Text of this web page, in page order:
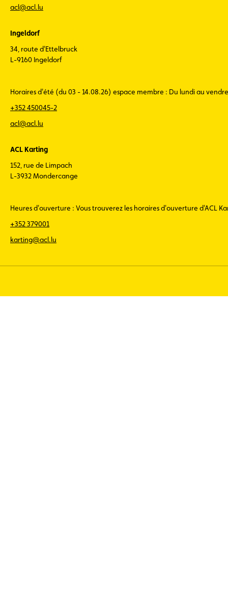
acl@acl.lu
Ingeldorf
34, route d'Ettelbruck
L-9160 Ingeldorf
Horaires d'été (du 03 - 14.08.26) espace membre : Du lundi au
+352 450045-2
acl@acl.lu
ACL Karting
152, rue de Limpach
L-3932 Mondercange
Heures d'ouverture : Vous trouverez les horaires d'ouverture d'ACL
+352 379001
karting@acl.lu